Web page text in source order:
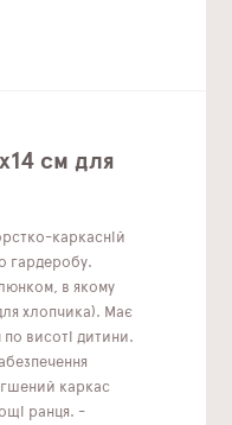
см для
каркасній
гардеробу.
в якому
хлопчика). Має
по висоті дитини.
каркас
ранця. -